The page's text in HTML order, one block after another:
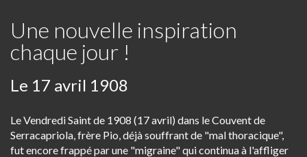
Une nouvelle inspiration
chaque jour !
Le 17 avril 1908
Le Vendredi Saint de 1908 (17 avril) dans le Couvent de
Serracapriola, frère Pio, déjà souffrant de "mal thoracique",
fut encore frappé par une "migraine" qui continua à l'affliger